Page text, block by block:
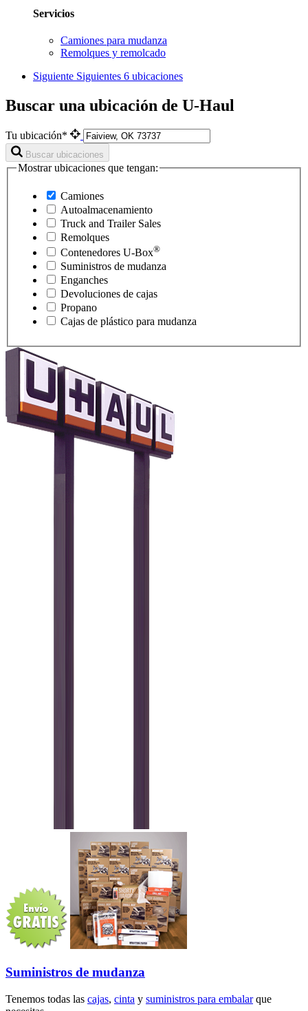
Servicios
Camiones para mudanza
Remolques y remolcado
Siguiente Siguientes 6 ubicaciones
Buscar una ubicación de U-Haul
Tu ubicación*
Buscar ubicaciones
Mostrar ubicaciones que tengan:
Camiones
Autoalmacenamiento
Truck and Trailer Sales
Remolques
Contenedores U-Box®
Suministros de mudanza
Enganches
Devoluciones de cajas
Propano
Cajas de plástico para mudanza
Suministros de mudanza
Tenemos todas las cajas, cinta y suministros para embalarque